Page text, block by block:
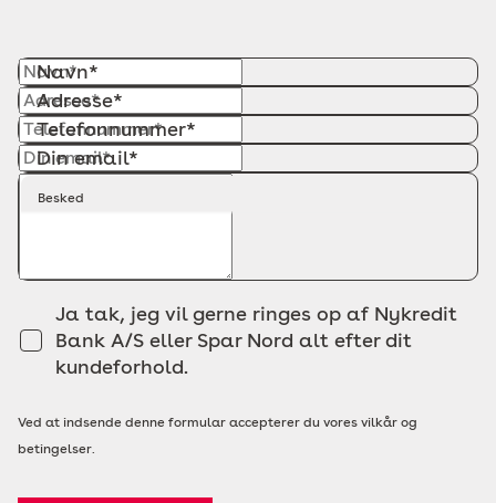
Navn*
Adresse*
Telefonnummer*
Din email*
Besked
Ja tak, jeg vil gerne ringes op af Nykredit
Bank A/S eller Spar Nord alt efter dit
kundeforhold.
Ved at indsende denne formular accepterer du vores vilkår og
betingelser.